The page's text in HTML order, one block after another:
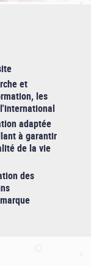
et
les
adaptée
à garantir
de la vie
des